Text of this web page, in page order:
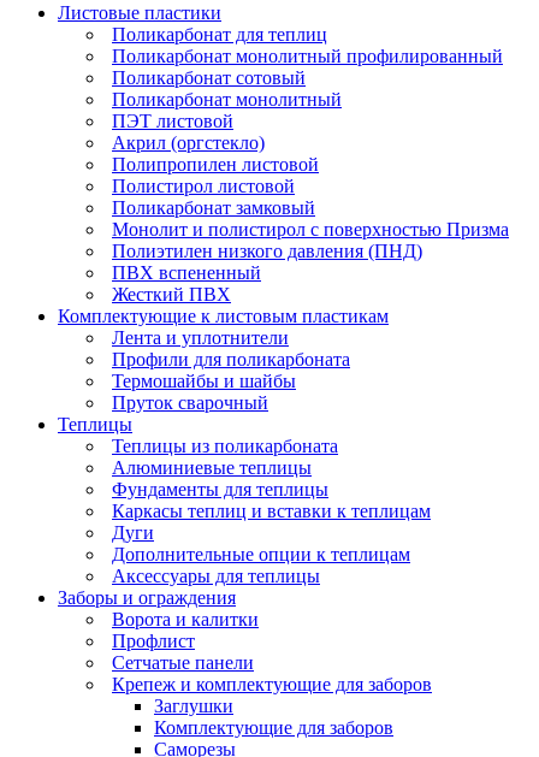
Листовые пластики
Поликарбонат для теплиц
Поликарбонат монолитный профилированный
Поликарбонат сотовый
Поликарбонат монолитный
ПЭТ листовой
Акрил (оргстекло)
Полипропилен листовой
Полистирол листовой
Поликарбонат замковый
Монолит и полистирол с поверхностью Призма
Полиэтилен низкого давления (ПНД)
ПВХ вспененный
Жесткий ПВХ
Комплектующие к листовым пластикам
Лента и уплотнители
Профили для поликарбоната
Термошайбы и шайбы
Пруток сварочный
Теплицы
Теплицы из поликарбоната
Алюминиевые теплицы
Фундаменты для теплицы
Каркасы теплиц и вставки к теплицам
Дуги
Дополнительные опции к теплицам
Аксессуары для теплицы
Заборы и ограждения
Ворота и калитки
Профлист
Сетчатые панели
Крепеж и комплектующие для заборов
Заглушки
Комплектующие для заборов
Саморезы